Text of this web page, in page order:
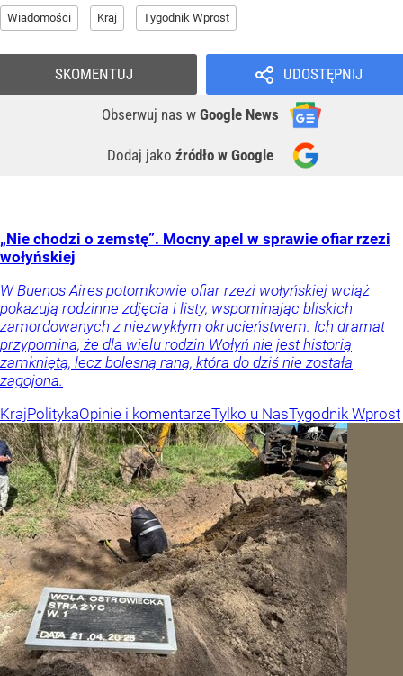
Wiadomości Kraj Tygodnik Wprost
UDOSTĘPNIJ
Obserwuj nas w Google News
Dodaj jako źródło w Google
SKOMENTUJ
„Nie chodzi o zemstę”. Mocny apel w sprawie ofiar rzezi
wołyńskiej
W Buenos Aires potomkowie ofiar rzezi wołyńskiej wciąż
pokazują rodzinne zdjęcia i listy, wspominając bliskich
zamordowanych z niezwykłym okrucieństwem. Ich dramat
przypomina, że dla wielu rodzin Wołyń nie jest historią
zamkniętą, lecz bolesną raną, która do dziś nie została
zagojona.
KrajPolitykaOpinie i komentarzeTylko u NasTygodnik Wprost